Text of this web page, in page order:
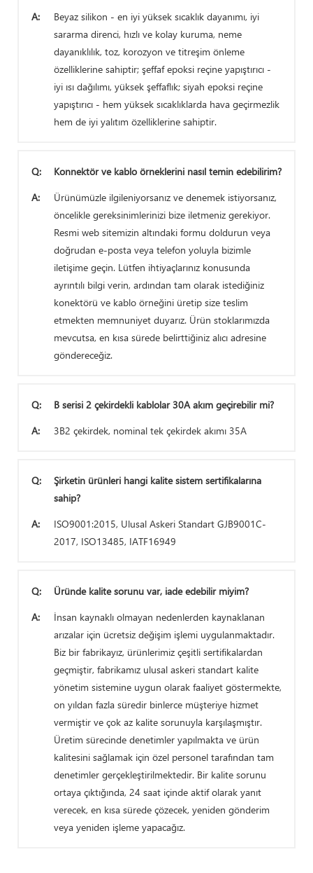
A:
Beyaz silikon - en iyi yüksek sıcaklık dayanımı, iyi
sararma direnci, hızlı ve kolay kuruma, neme
dayanıklılık, toz, korozyon ve titreşim önleme
özelliklerine sahiptir; şeffaf epoksi reçine yapıştırıcı -
iyi ısı dağılımı, yüksek şeffaflık; siyah epoksi reçine
yapıştırıcı - hem yüksek sıcaklıklarda hava geçirmezlik
hem de iyi yalıtım özelliklerine sahiptir.
Q:
Konnektör ve kablo örneklerini nasıl temin edebilirim?
A:
Ürünümüzle ilgileniyorsanız ve denemek istiyorsanız,
öncelikle gereksinimlerinizi bize iletmeniz gerekiyor.
Resmi web sitemizin altındaki formu doldurun veya
doğrudan e-posta veya telefon yoluyla bizimle
iletişime geçin. Lütfen ihtiyaçlarınız konusunda
ayrıntılı bilgi verin, ardından tam olarak istediğiniz
konektörü ve kablo örneğini üretip size teslim
etmekten memnuniyet duyarız. Ürün stoklarımızda
mevcutsa, en kısa sürede belirttiğiniz alıcı adresine
göndereceğiz.
Q:
B serisi 2 çekirdekli kablolar 30A akım geçirebilir mi?
A:
3B2 çekirdek, nominal tek çekirdek akımı 35A
Q:
Şirketin ürünleri hangi kalite sistem sertifikalarına
sahip?
A:
ISO9001:2015, Ulusal Askeri Standart GJB9001C-
2017, ISO13485, IATF16949
Q:
Üründe kalite sorunu var, iade edebilir miyim?
A:
İnsan kaynaklı olmayan nedenlerden kaynaklanan
arızalar için ücretsiz değişim işlemi uygulanmaktadır.
Biz bir fabrikayız, ürünlerimiz çeşitli sertifikalardan
geçmiştir, fabrikamız ulusal askeri standart kalite
yönetim sistemine uygun olarak faaliyet göstermekte,
on yıldan fazla süredir binlerce müşteriye hizmet
vermiştir ve çok az kalite sorunuyla karşılaşmıştır.
Üretim sürecinde denetimler yapılmakta ve ürün
kalitesini sağlamak için özel personel tarafından tam
denetimler gerçekleştirilmektedir. Bir kalite sorunu
ortaya çıktığında, 24 saat içinde aktif olarak yanıt
verecek, en kısa sürede çözecek, yeniden gönderim
veya yeniden işleme yapacağız.